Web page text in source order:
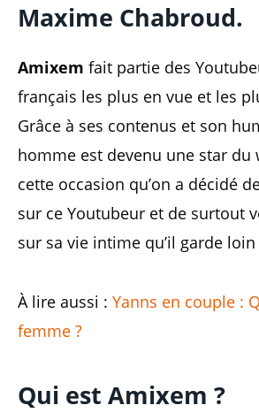
Maxime Chabroud.
Amixem fait partie des
français les plus en vue et les
Grâce à ses contenus et son
homme est devenu une star du
cette occasion qu’on a décidé
sur ce Youtubeur et de surtout
sur sa vie intime qu’il garde
À lire aussi : Yanns en couple :
femme ?
Qui est Amixem ?